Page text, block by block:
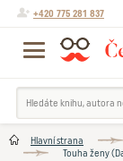
+420 775 281 837
Hlavní strana
Touha ženy